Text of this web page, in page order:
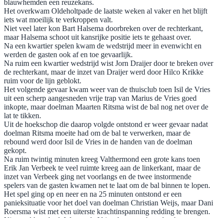
blauwhemden een reuzekans.
Het overkwam Oldeholtpade de laatste weken al vaker en het blijft
iets wat moeilijk te verkroppen valt.
Niet veel later kon Bart Halsema doorbreken over de rechterkant,
maar Halsema schoot uit kansrijke positie iets te gehaast over.
Na een kwartier spelen kwam de wedstrijd meer in evenwicht en
werden de gasten ook af en toe gevaarlijk.
Na ruim een kwartier wedstrijd wist Jorn Draijer door te breken over
de rechterkant, maar de inzet van Draijer werd door Hilco Krikke
ruim voor de lijn geblokt.
Het volgende gevaar kwam weer van de thuisclub toen Isil de Vries
uit een scherp aangesneden vrije trap van Marius de Vries goed
inkopte, maar doelman Maarten Ritsma wist de bal nog net over de
lat te tikken.
Uit de hoekschop die daarop volgde ontstond er weer gevaar nadat
doelman Ritsma moeite had om de bal te verwerken, maar de
rebound werd door Isil de Vries in de handen van de doelman
gekopt.
Na ruim twintig minuten kreeg Valthermond een grote kans toen
Erik Jan Verbeek te veel ruimte kreeg aan de linkerkant, maar de
inzet van Verbeek ging net voorlangs en de twee instormende
spelers van de gasten kwamen net te laat om de bal binnen te lopen.
Het spel ging op en neer en na 25 minuten ontstond er een
panieksituatie voor het doel van doelman Christian Weijs, maar Dani
Roersma wist met een uiterste krachtinspanning redding te brengen.